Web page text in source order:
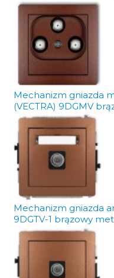
Mechanizm gniazda
(VECTRA) 9DGMV
Mechanizm gniazda
9DGTV-1 brązowy